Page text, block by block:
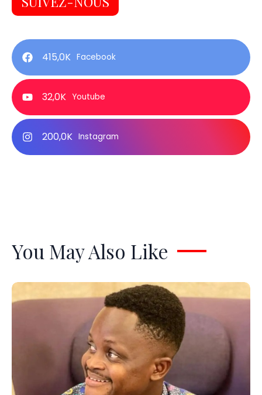
415,0K Facebook
32,0K Youtube
200,0K Instagram
You May Also Like